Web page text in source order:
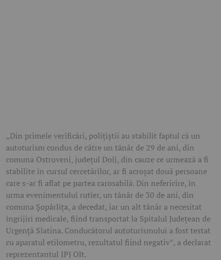
„Din primele verificări, polițiștii au stabilit faptul că un
autoturism condus de către un tânăr de 29 de ani, din
comuna Ostroveni, județul Dolj, din cauze ce urmează a fi
stabilite în cursul cercetărilor, ar fi acroșat două persoane
care s-ar fi aflat pe partea carosabilă. Din nefericire, în
urma evenimentului rutier, un tânăr de 30 de ani, din
comuna Șopârlița, a decedat, iar un alt tânăr a necesitat
îngrijiri medicale, fiind transportat la Spitalul Județean de
Urgență Slatina. Conducătorul autoturismului a fost testat
cu aparatul etilometru, rezultatul fiind negativ”, a declarat
reprezentantul IPJ Olt.